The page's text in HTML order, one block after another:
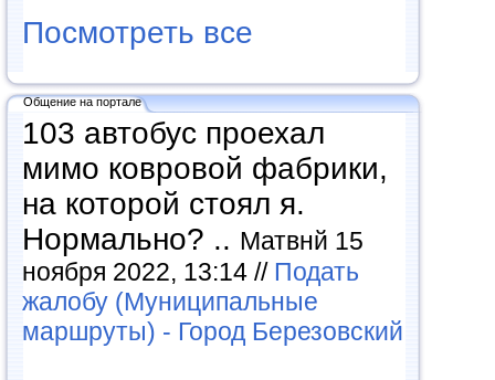
Посмотреть все
Общение на портале
103 автобус проехал
мимо ковровой фабрики,
на которой стоял я.
Нормально? .. Матвнй 15
ноября 2022, 13:14 // Подать
жалобу (Муниципальные
маршруты) - Город Березовский